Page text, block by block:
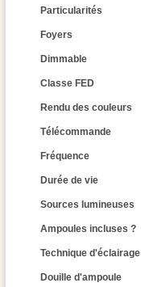
Particularités
Foyers
Dimmable
Classe FED
Rendu des couleurs
Télécommande
Fréquence
Durée de vie
Sources lumineuses
Ampoules incluses ?
Technique d'éclairage
Douille d'ampoule